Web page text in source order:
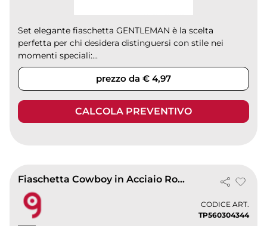
Set elegante fiaschetta GENTLEMAN è la scelta
perfetta per chi desidera distinguersi con stile nei
momenti speciali:...
prezzo da € 4,97
CALCOLA PREVENTIVO
Fiaschetta Cowboy in Acciaio Rossi Marrone 250ml Accessori
CODICE ART.
TP560304344